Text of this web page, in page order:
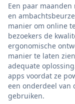
Een paar
en
manier om online
bezoekers de
ergonomische
manier te laten
adequate
apps voordat ze
een onderdeel van
gebruiken.